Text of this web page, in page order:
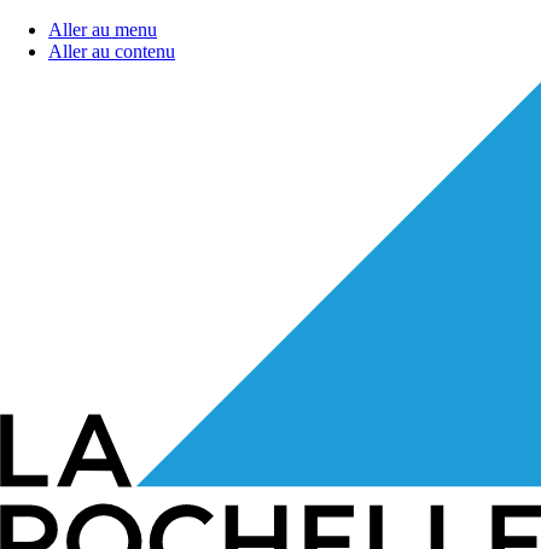
Aller au menu
Aller au contenu